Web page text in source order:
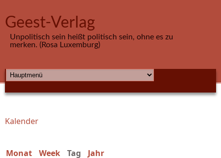
Geest-Verlag
Unpolitisch sein heißt politisch sein, ohne es zu
merken. (Rosa Luxemburg)
HAUPTMENÜ
Sie sind hier
Kalender
Monat Week Tag (aktiver Reiter)
Jahr